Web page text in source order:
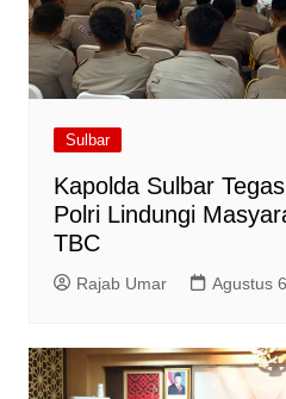
Sulbar
Kapolda Sulbar
Polri Lindungi
TBC
Rajab Umar Agustus